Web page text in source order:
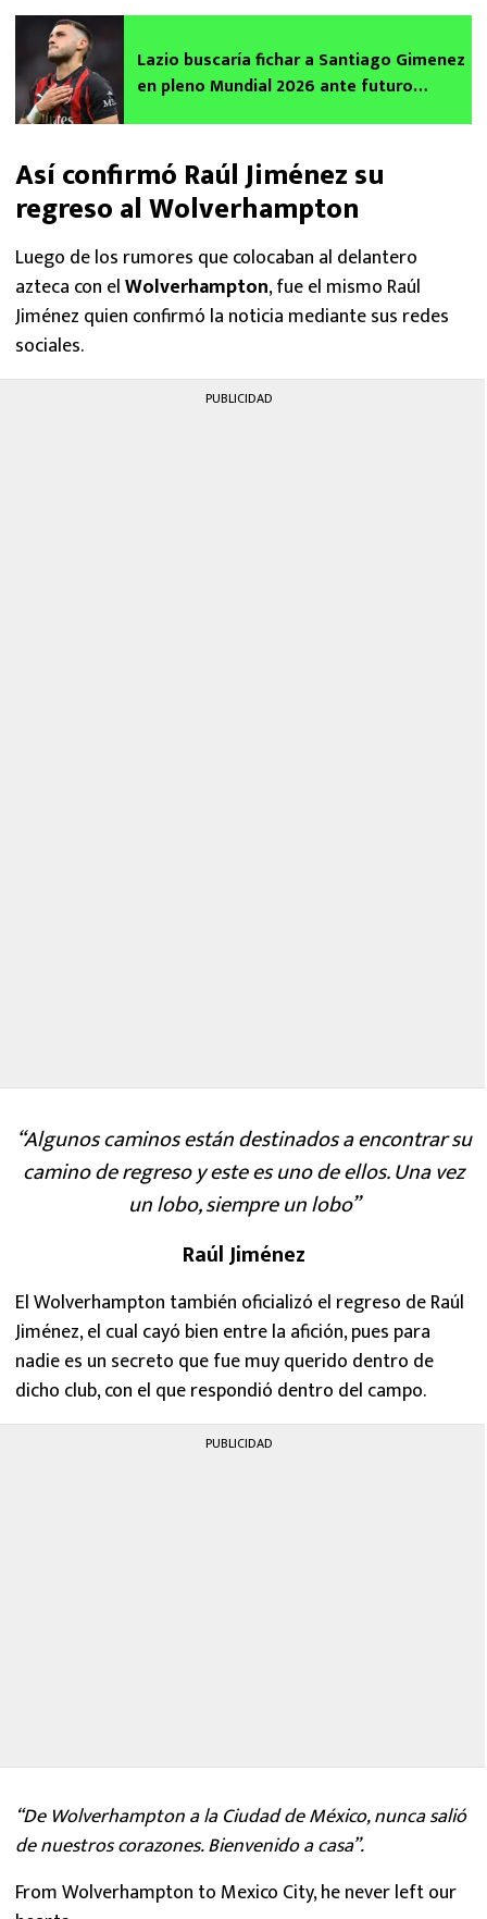
Lazio buscaría fichar a Santiago Gimenez
en pleno Mundial 2026 ante futuro
Así confirmó Raúl Jiménez su
regreso al Wolverhampton
Luego de los rumores que colocaban al delantero
azteca con elWolverhampton, fue el mismo Raúl
Jiménez quien confirmó la noticia mediante sus redes
sociales.
PUBLICIDAD
“Algunos caminos están destinados a encontrar su
camino de regreso y este es uno de ellos. Una vez
un lobo, siempre un lobo”
Raúl Jiménez
El Wolverhampton también oficializó el regreso de Raúl
Jiménez, el cual cayó bien entre la afición, pues para
nadie es un secreto que fue muy querido dentro de
dicho club, con el que respondió dentro del campo.
PUBLICIDAD
“De Wolverhampton a la Ciudad de México, nunca salió
de nuestros corazones. Bienvenido a casa”.
From Wolverhampton to Mexico City, he never left our